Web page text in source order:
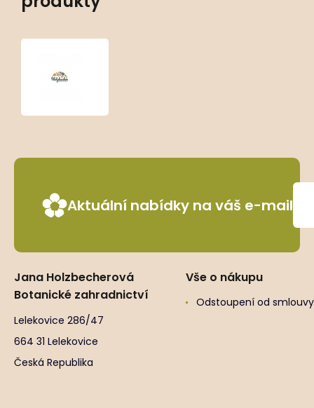
Aktuální nabídky na váš e-mail
Jana Holzbecherová
Botanické zahradnictví
Lelekovice 286/47
664 31 Lelekovice
Česká Republika
Vše o nákupu
Odstoupení od smlouvy